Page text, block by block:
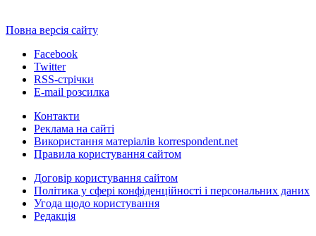
Повна версія сайту
Facebook
Twitter
RSS-стрічки
E-mail розсилка
Контакти
Реклама на сайті
Використання матеріалів korrespondent.net
Правила користування сайтом
Договір користування сайтом
Політика у сфері конфіденційності і персональних даних
Угода щодо користування
Редакція